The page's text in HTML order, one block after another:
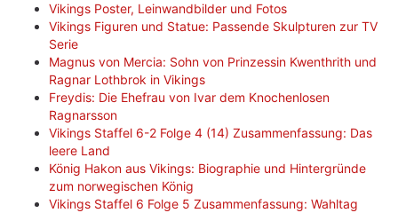
Vikings Poster, Leinwandbilder und Fotos
Vikings Figuren und Statue: Passende Skulpturen zur TV
Serie
Magnus von Mercia: Sohn von Prinzessin Kwenthrith und
Ragnar Lothbrok in Vikings
Freydis: Die Ehefrau von Ivar dem Knochenlosen
Ragnarsson
Vikings Staffel 6-2 Folge 4 (14) Zusammenfassung: Das
leere Land
König Hakon aus Vikings: Biographie und Hintergründe
zum norwegischen König
Vikings Staffel 6 Folge 5 Zusammenfassung: Wahltag